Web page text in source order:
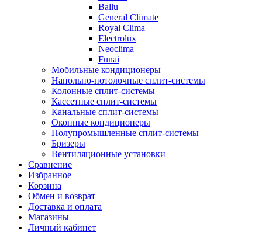
Ballu
General Climate
Royal Clima
Electrolux
Neoclima
Funai
Мобильные кондиционеры
Напольно-потолоч​ные ​сплит-системы
Колонные ​​сплит-системы
Кассетные сплит-системы
Канальные сплит-системы
Оконные кондиционеры
Полупромышленные сплит-системы
Бризеры
Вентиляционные установки
Сравнение
Избранное
Корзина
Обмен и возврат
Доставка и оплата
Магазины
Личный кабинет